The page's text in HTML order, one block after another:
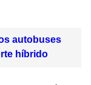
autobuses
híbrido